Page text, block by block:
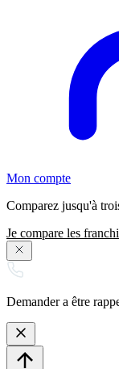
Mon compte
Comparez jusqu'à
Je compare les
Demander a être